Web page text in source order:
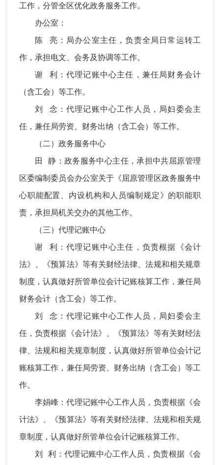
工作，分管全区优化政务服务工作。
办公室：
陈 亮：局办公室主任，负责全局日常运转工
作，承担电文、会务及协调等工作。
谢 利：代理记账中心主任，兼任局财务会计
（含工会）等工作。
刘 念：代理记账中心工作人员，局妇委会主
任，兼任局劳资、财务出纳（含工会）等工作。
（二）政务服务中心
田 静：政务服务中心主任，承担中共屈原管理
区委编制委员会办公室关于《屈原管理区政务服务中
心职能配置、内设机构和人员编制规定》的职能职
责，承担局机关交办的其他工作。
（三）代理记账中心
谢 利：代理记账中心主任，负责根据《会计
法》、《预算法》等有关财经法律、法规和相关规章
制度，认真做好所管单位会计记账核算工作，兼任局
财务会计（含工会）等工作。
刘 念：代理记账中心工作人员，局妇委会主
任，负责根据《会计法》、《预算法》等有关财经法
律、法规和相关规章制度，认真做好所管单位会计记
账核算工作，兼任局劳资、财务出纳（含工会）等工
作。
李娟峰：代理记账中心工作人员，负责根据《会
计法》、《预算法》等有关财经法律、法规和相关规
章制度，认真做好所管单位会计记账核算工作。
刘 利：代理记账中心工作人员，负责根据《会